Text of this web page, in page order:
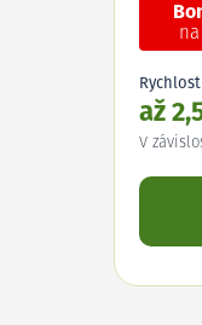
Rychlost
až
V